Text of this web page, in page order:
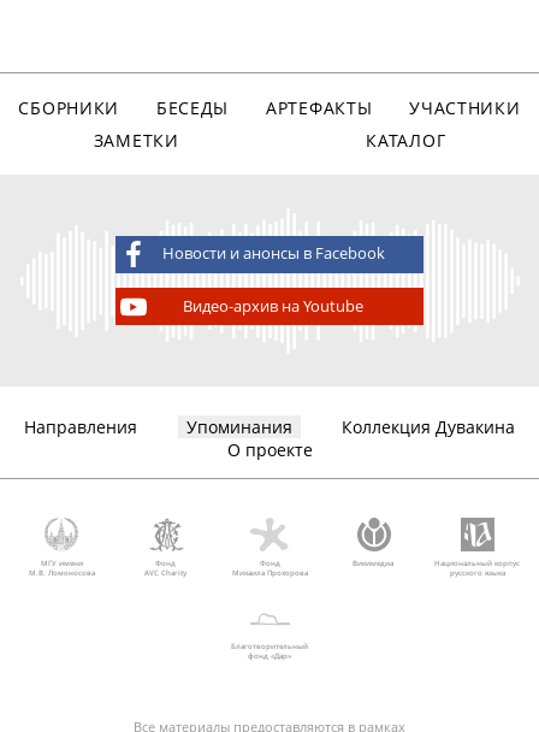
СБОРНИКИ БЕСЕДЫ АРТЕФАКТЫ
УЧАСТНИКИ
ЗАМЕТКИ
КАТАЛОГ
Новости и анонсы в Facebook
Видео-архив на Youtube
Направления Упоминания
Коллекция Дувакина
О проекте
МГУ имени
М.В. Ломоносова
Фонд
AVC Charity
Фонд
Михаила Прохорова
Викимедиа
Национальный корпус
русского языка
Благотворительный
фонд «Дар»
Все материалы предоставляются в рамках